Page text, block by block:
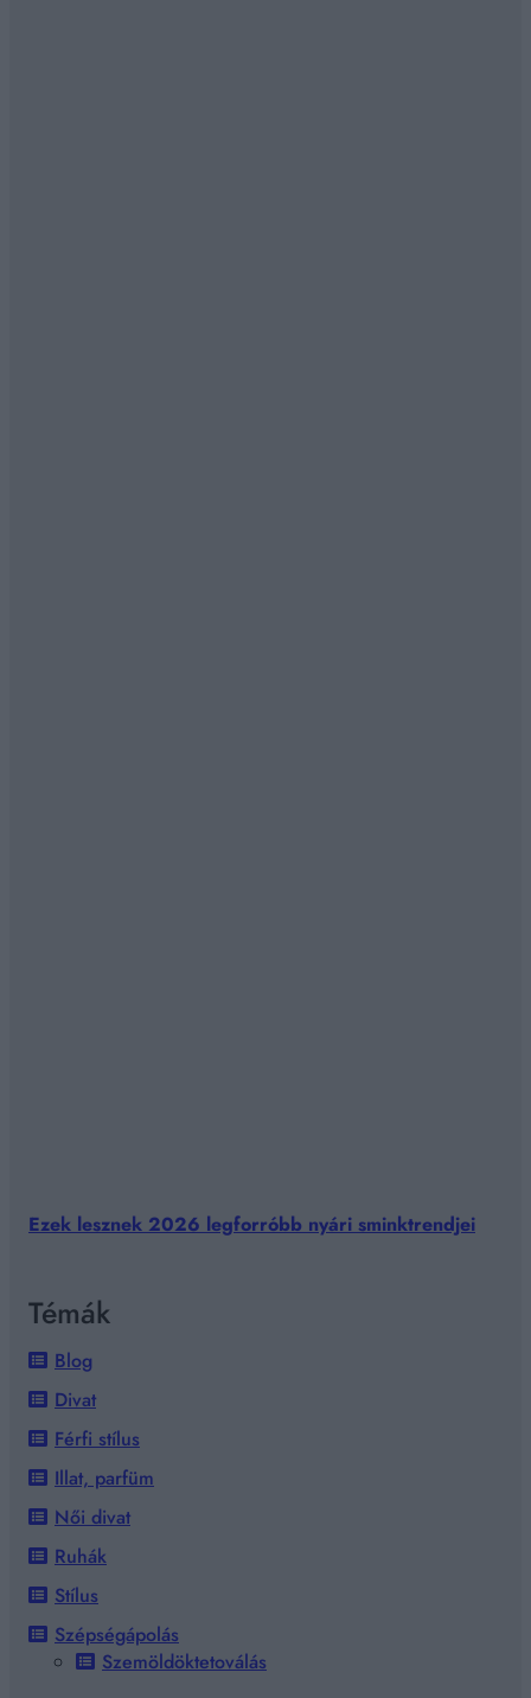
Ezek lesznek 2026 legforróbb nyári sminktrendjei
Témák
Blog
Divat
Férfi stílus
Illat, parfüm
Női divat
Ruhák
Stílus
Szépségápolás
Szemöldöktetoválás